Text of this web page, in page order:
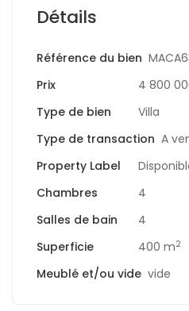
Détails
Référence du bien
Prix
4 800
Type de bien
Villa
Type de transaction A
Property Label
Chambres
4
Salles de bain
4
Superficie
400 m2
Meublé et/ou vide vide